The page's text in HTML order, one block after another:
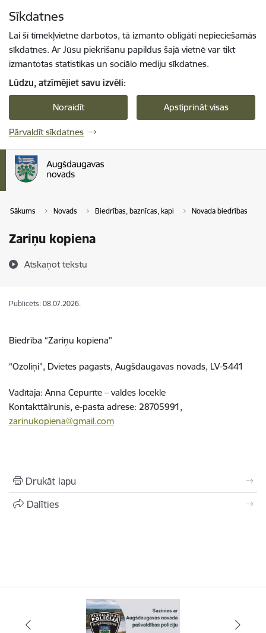
Sīkdatnes
Lai šī tīmekļvietne darbotos, tā izmanto obligāti nepieciešamās
sīkdatnes. Ar Jūsu piekrišanu papildus šajā vietnē var tikt
izmantotas statistikas un sociālo mediju sīkdatnes.
Lūdzu, atzīmējiet savu izvēli:
Noraidīt Apstiprināt visas
Pārvaldīt sīkdatnes
Sākums Novads Biedrības, baznīcas, kapi Novada biedrības
Zariņu kopiena
Atskaņot tekstu
Publicēts: 08.07.2026.
Biedrība “Zariņu kopiena”
“Ozoliņi”, Dvietes pagasts, Augšdaugavas novads, LV-5441
Vadītāja: Anna Cepurīte – valdes locekle
Kontakttālrunis, e-pasta adrese: 28705991,
zarinukopiena@gmail.com
Drukāt lapu
Dalīties